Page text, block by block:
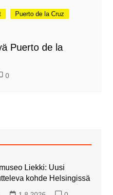
Puerto de la Cruz
Puerto de la
0
Liekki: Uusi
kohde Helsingissä